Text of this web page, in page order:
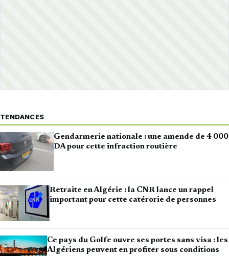
TENDANCES
Gendarmerie nationale : une amende de 4 000
DA pour cette infraction routière
Retraite en Algérie : la CNR lance un rappel
important pour cette catérorie de personnes
Ce pays du Golfe ouvre ses portes sans visa : les
Algériens peuvent en profiter sous conditions